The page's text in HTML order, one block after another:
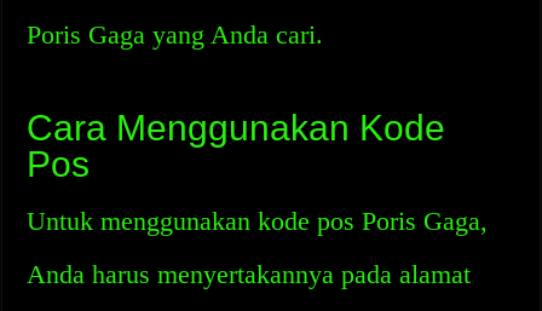
Poris Gaga yang Anda cari.
Cara Menggunakan Kode
Pos
Untuk menggunakan kode pos Poris Gaga,
Anda harus menyertakannya pada alamat